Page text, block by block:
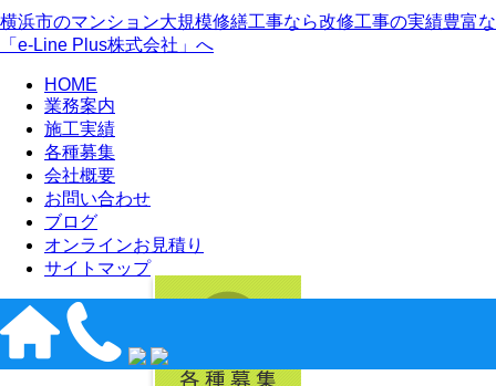
横浜市のマンション大規模修繕工事なら改修工事の実績豊富な
「e-Line Plus株式会社」へ
HOME
業務案内
施工実績
各種募集
会社概要
お問い合わせ
ブログ
オンラインお見積り
サイトマップ